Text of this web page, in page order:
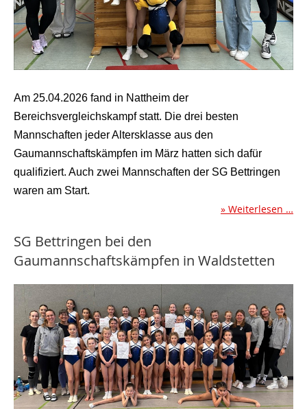
Am 25.04.2026 fand in Nattheim der
Bereichsvergleichskampf statt. Die drei besten
Mannschaften jeder Altersklasse aus den
Gaumannschaftskämpfen im März hatten sich dafür
qualifiziert. Auch zwei Mannschaften der SG Bettringen
waren am Start.
Weiterlesen …
SG Bettringen bei den
Gaumannschaftskämpfen in Waldstetten